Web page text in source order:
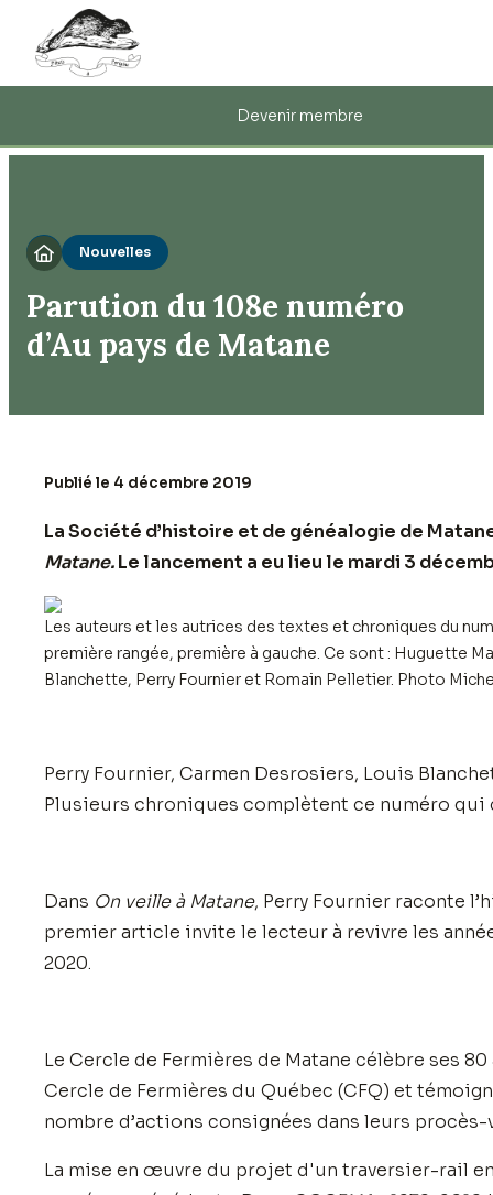
Devenir membre
 Nouvelles
Parution du 108e numéro
d’Au pays de Matane
Publié le 4 décembre 2019
La Société d’histoire et de généalogie de
Matane.Le lancement a eu lieu le mardi 3
Les auteurs et les autrices des textes et chroniques du
première rangée, première à gauche. Ce sont : Huguette
Blanchette, Perry Fournier et Romain Pelletier. Photo
Perry Fournier, Carmen Desrosiers, Louis
Plusieurs chroniques complètent ce numéro qui
Dans On veille à Matane, Perry Fournier raconte
premier article invite le lecteur à revivre les
2020.
Le Cercle de Fermières de Matane célèbre ses
Cercle de Fermières du Québec (CFQ) et
nombre d’actions consignées dans leurs procès-
La mise en œuvre du projet d'un traversier-rail